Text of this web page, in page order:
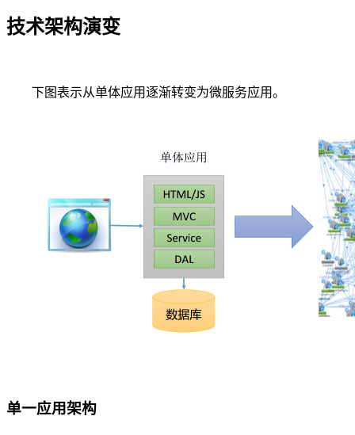
技术架构演变
下图表示从单体应用逐渐转变为微服务应用。
单一应用架构